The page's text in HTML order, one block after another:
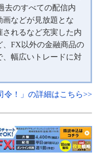
去のすべての配信内
などが見放題とな
されるなど充実した内
FX以外の金融商品の
、幅広いトレードに対
令！」の詳細はこちら>>